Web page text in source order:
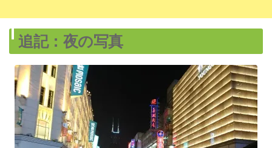
追記：夜の写真